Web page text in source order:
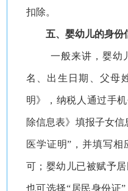
扣除。
五、婴幼儿的身份
一般来讲，婴幼
名、出生日期、父母
明》，纳税人通过手
除信息表》填报子女
医学证明”，并填写
可；婴幼儿已被赋予
也可选择“居民身份证